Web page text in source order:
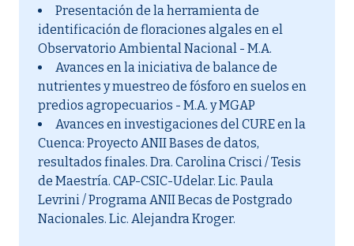
Presentación de la herramienta de
identificación de floraciones algales en el
Observatorio Ambiental Nacional - M.A.
Avances en la iniciativa de balance de
nutrientes y muestreo de fósforo en suelos en
predios agropecuarios - M.A. y MGAP
Avances en investigaciones del CURE en la
Cuenca: Proyecto ANII Bases de datos,
resultados finales. Dra. Carolina Crisci / Tesis
de Maestría. CAP-CSIC-Udelar. Lic. Paula
Levrini / Programa ANII Becas de Postgrado
Nacionales. Lic. Alejandra Kroger.